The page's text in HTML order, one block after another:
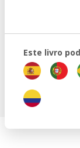
Este livro